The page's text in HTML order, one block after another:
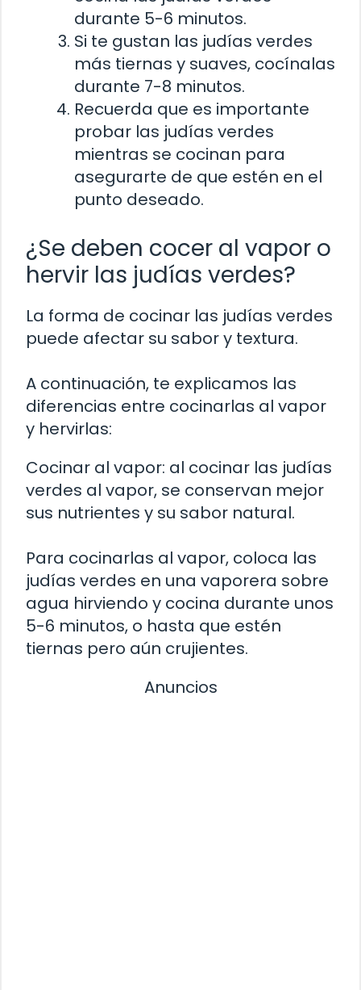
durante 5-6 minutos.
Si te gustan las judías verdes
más tiernas y suaves, cocínalas
durante 7-8 minutos.
Recuerda que es importante
probar las judías verdes
mientras se cocinan para
asegurarte de que estén en el
punto deseado.
¿Se deben cocer al vapor o
hervir las judías verdes?
La forma de cocinar las judías verdes
puede afectar su sabor y textura.
A continuación, te explicamos las
diferencias entre cocinarlas al vapor
y hervirlas:
Cocinar al vapor: al cocinar las judías
verdes al vapor, se conservan mejor
sus nutrientes y su sabor natural.
Para cocinarlas al vapor, coloca las
judías verdes en una vaporera sobre
agua hirviendo y cocina durante unos
5-6 minutos, o hasta que estén
tiernas pero aún crujientes.
Anuncios